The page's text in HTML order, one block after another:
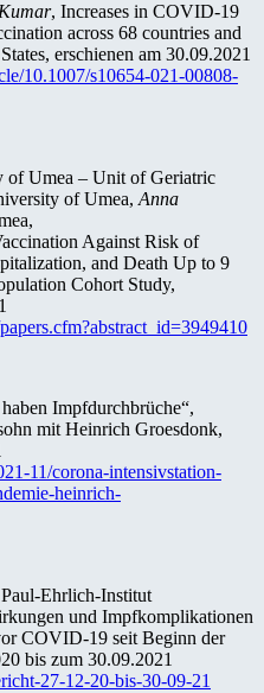
, Increases in COVID-19
across 68 countries and
erschienen am 30.09.2021
10.1007/s10654-021-00808-
of Umea – Unit of Geriatric
of Umea, Anna
Against Risk of
and Death Up to 9
Cohort Study,
Impfdurchbrüche“,
mit Heinrich Groesdonk,
11/corona-intensivstation-
heinrich-
Ehrlich-Institut
und Impfkomplikationen
COVID-19 seit Beginn der
bis zum 30.09.2021
27-12-20-bis-30-09-21